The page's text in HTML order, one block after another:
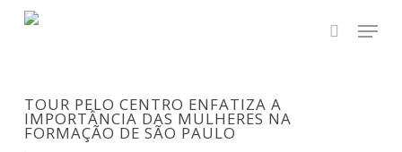
Skip
search
TOUR PELO CENTRO ENFATIZA A
IMPORTÂNCIA DAS MULHERES NA
FORMAÇÃO DE SÃO PAULO